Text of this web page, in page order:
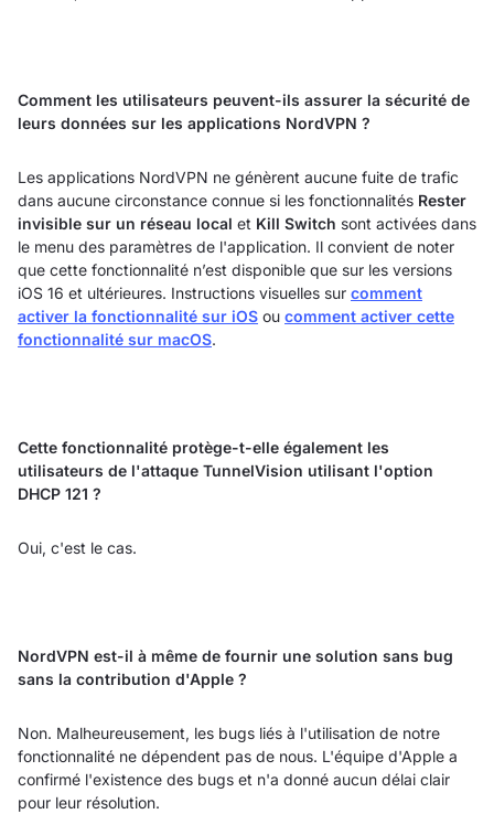
Comment les utilisateurs peuvent-ils assurer la sécurité de
leurs données sur les applications NordVPN ?
Les applications NordVPN ne génèrent aucune fuite de trafic
dans aucune circonstance connue si les fonctionnalités Rester
invisible sur un réseau local et Kill Switch sont activées dans
le menu des paramètres de l'application. Il convient de noter
que cette fonctionnalité n’est disponible que sur les versions
iOS 16 et ultérieures. Instructions visuelles sur comment
activer la fonctionnalité sur iOS ou comment activer cette
fonctionnalité sur macOS.
Cette fonctionnalité protège-t-elle également les
utilisateurs de l'attaque TunnelVision utilisant l'option
DHCP 121 ?
Oui, c'est le cas.
NordVPN est-il à même de fournir une solution sans bug
sans la contribution d'Apple ?
Non. Malheureusement, les bugs liés à l'utilisation de notre
fonctionnalité ne dépendent pas de nous. L'équipe d'Apple a
confirmé l'existence des bugs et n'a donné aucun délai clair
pour leur résolution.